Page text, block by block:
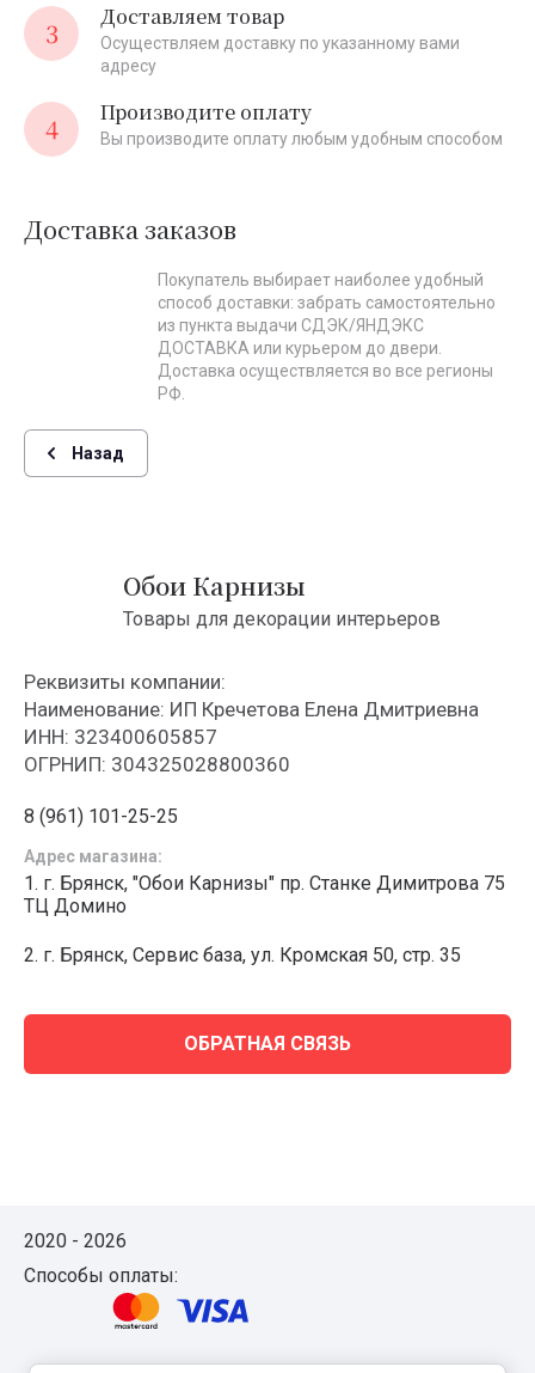
3 Доставляем товар
Осуществляем доставку по указанному вами
адресу
4 Производите оплату
Вы производите оплату любым удобным способом
Доставка заказов
Покупатель выбирает наиболее удобный
способ доставки: забрать самостоятельно
из пункта выдачи СДЭК/ЯНДЭКС
ДОСТАВКА или курьером до двери.
Доставка осуществляется во все регионы
РФ.
Назад
Обои Карнизы
Товары для декорации интерьеров
Реквизиты компании:
Наименование: ИП Кречетова Елена Дмитриевна
ИНН: 323400605857
ОГРНИП: 304325028800360
8 (961) 101-25-25
Адрес магазина:
1. г. Брянск, "Обои Карнизы" пр. Станке Димитрова 75
ТЦ Домино
2. г. Брянск, Сервис база, ул. Кромская 50, стр. 35
ОБРАТНАЯ СВЯЗЬ
2020 - 2026
Способы оплаты: